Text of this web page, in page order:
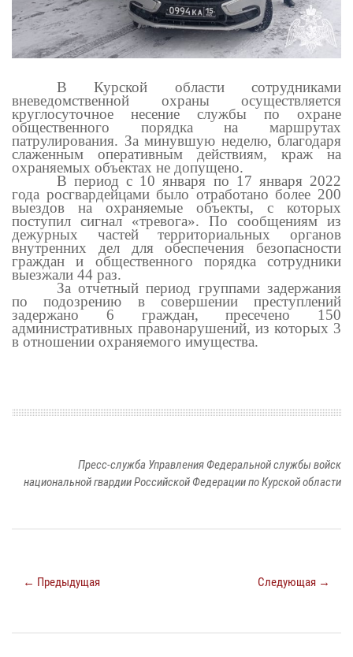
В Курской области сотрудниками
вневедомственной охраны осуществляется
круглосуточное несение службы по охране
общественного порядка на маршрутах
патрулирования. За минувшую неделю, благодаря
слаженным оперативным действиям, краж на
охраняемых объектах не допущено.
В период с 10 января по 17 января 2022
года росгвардейцами было отработано более 200
выездов на охраняемые объекты, с которых
поступил сигнал «тревога». По сообщениям из
дежурных частей территориальных органов
внутренних дел для обеспечения безопасности
граждан и общественного порядка сотрудники
выезжали 44 раз.
За отчетный период группами задержания
по подозрению в совершении преступлений
задержано 6 граждан, пресечено 150
административных правонарушений, из которых 3
в отношении охраняемого имущества.
Пресс-служба Управления Федеральной службы войск
национальной гвардии Российской Федерации по Курской области
← Предыдущая Следующая →